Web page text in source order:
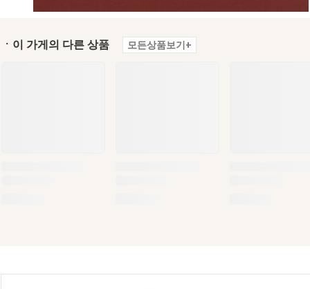
ㆍ이 가게의 다른 상품 모든상품보기+